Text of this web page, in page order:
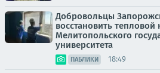
Добровольцы
восстановить
Мелитопольского
университета
ПАБЛИКИ 18:49